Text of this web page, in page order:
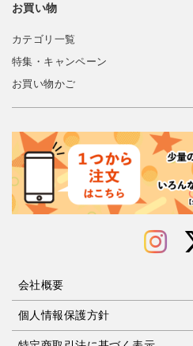
お買い物
カテゴリ一覧
特集・キャンペーン
お買い物かご
会社概要
個人情報保護方針